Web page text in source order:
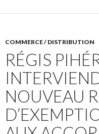
COMMERCE / DISTRIBUTION
RÉGIS
NOUVEAU